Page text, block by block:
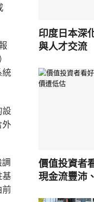
統
外
基
印度日本深
與人才交流
價值投資者
現金流豐沛